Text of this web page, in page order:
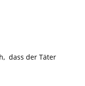
dass der Täter